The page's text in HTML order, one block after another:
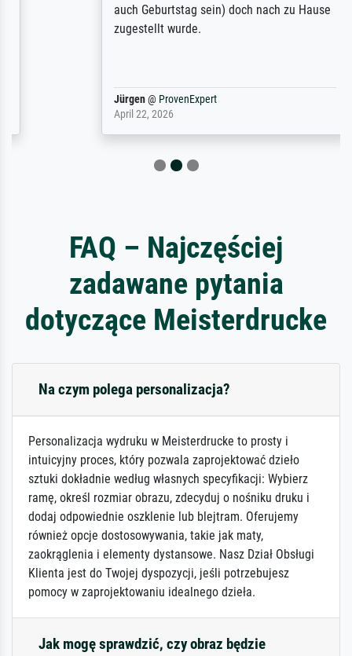
auch Geburtstag sein) doch nach zu Hause
zugestellt wurde.
ProvenExpert
April 22, 2026
FAQ – Najczęściej
zadawane pytania
dotyczące Meisterdrucke
Na czym polega personalizacja?
Personalizacja wydruku w Meisterdrucke to prosty i
intuicyjny proces, który pozwala zaprojektować dzieło
sztuki dokładnie według własnych specyfikacji: Wybierz
ramę, określ rozmiar obrazu, zdecyduj o nośniku druku i
dodaj odpowiednie oszklenie lub blejtram. Oferujemy
również opcje dostosowywania, takie jak maty,
zaokrąglenia i elementy dystansowe. Nasz Dział Obsługi
Klienta jest do Twojej dyspozycji, jeśli potrzebujesz
pomocy w zaprojektowaniu idealnego dzieła.
Jak mogę sprawdzić, czy obraz będzie